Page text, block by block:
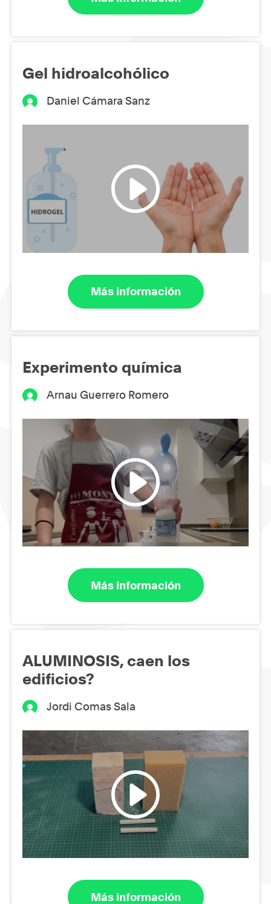
Gel hidroalcohólico
Daniel Cámara Sanz
Más información
Experimento química
Arnau Guerrero Romero
Más información
ALUMINOSIS, caen los
edificios?
Jordi Comas Sala
Más información